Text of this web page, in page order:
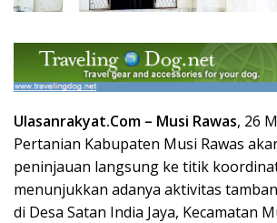
Ulasanrakyat.Com – Musi Rawas, 26
Pertanian Kabupaten Musi Rawas
peninjauan langsung ke titik
menunjukkan adanya aktivitas
di Desa Satan India Jaya, Kecamatan